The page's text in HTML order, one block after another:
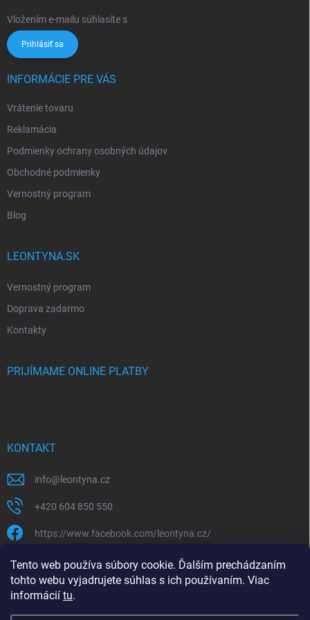
Tento web používa súbory cookie. Ďalším prechádzaním
tohto webu vyjadrujete súhlas s ich používaním. Viac
informácií tu.
Vložením e-mailu súhlasíte s
Prihlásiť sa
INFORMÁCIE PRE VÁS
Vrátenie tovaru
Reklamácia
Podmienky ochrany osobných údajov
Obchodné podmienky
Vernostný program
Blog
LEONTYNA.SK
Vernostný program
Doprava zadarmo
Kontakty
PRIJÍMAME ONLINE PLATBY
KONTAKT
info@ leontyna.cz
+420 604 850 550
https://www.facebook.com/leontyna.cz/
leontyna.cz
@leontyna.cz